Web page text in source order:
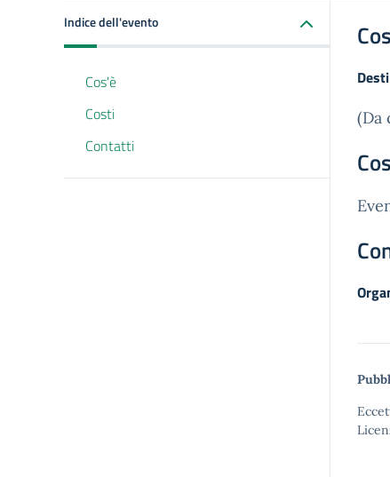
Indice dell'evento
Cos'è
Costi
Contatti
(Da